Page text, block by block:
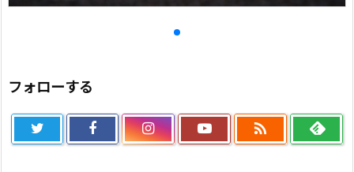
フォローする
